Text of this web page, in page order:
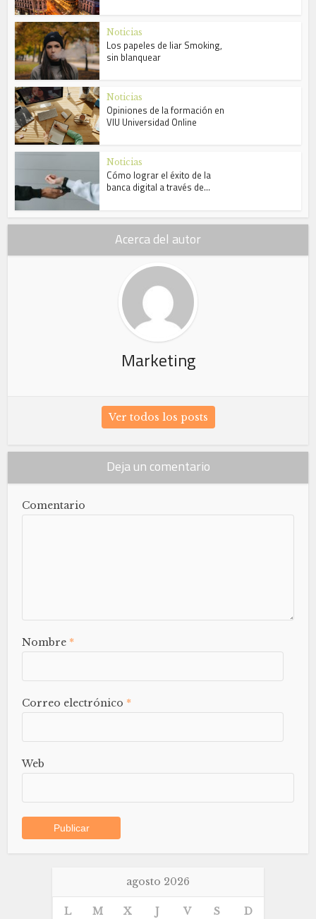
Noticias
Los papeles de liar Smoking,
sin blanquear
Noticias
Opiniones de la formación en
VIU Universidad Online
Noticias
Cómo lograr el éxito de la
banca digital a través de...
Acerca del autor
Marketing
Ver todos los posts
Deja un comentario
Comentario
Nombre *
Correo electrónico *
Web
agosto 2026
L M X J V S D